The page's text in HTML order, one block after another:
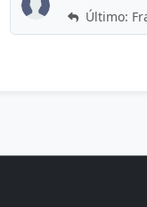
Último: